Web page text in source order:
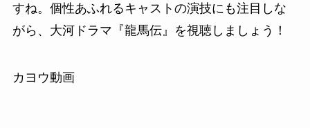
すね。個性あふれるキャストの演技にも注目しな
がら、大河ドラマ『龍馬伝』を視聴しましょう！
カヨウ動画